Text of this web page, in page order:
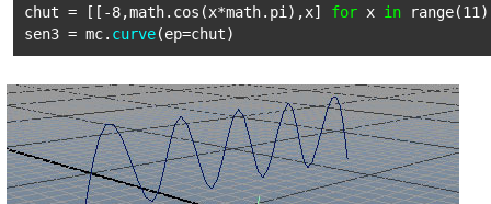
chut = [[-8,math.cos(x*math.pi),x] for x in
sen3 = mc. curve(ep=chut)